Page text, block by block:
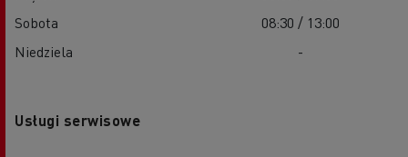
Sobota
08:30 / 13:00
Niedziela
-
Usługi serwisowe